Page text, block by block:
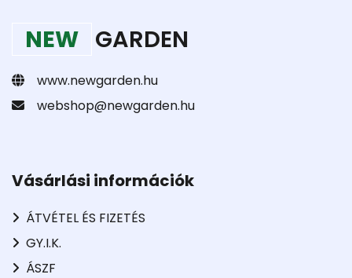
NEW GARDEN
www.newgarden.hu
webshop@newgarden.hu
Vásárlási információk
ÁTVÉTEL ÉS FIZETÉS
GY.I.K.
ÁSZF